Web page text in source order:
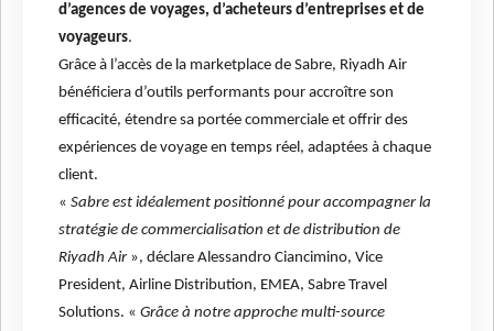
d’agences de voyages, d’acheteurs d’entreprises et de
voyageurs.
Grâce à l’accès de la marketplace de Sabre, Riyadh Air
bénéficiera d’outils performants pour accroître son
efficacité, étendre sa portée commerciale et offrir des
expériences de voyage en temps réel, adaptées à chaque
client.
« Sabre est idéalement positionné pour accompagner la
stratégie de commercialisation et de distribution de
Riyadh Air», déclare Alessandro Ciancimino, Vice
President, Airline Distribution, EMEA, Sabre Travel
Solutions. « Grâce à notre approche multi-source